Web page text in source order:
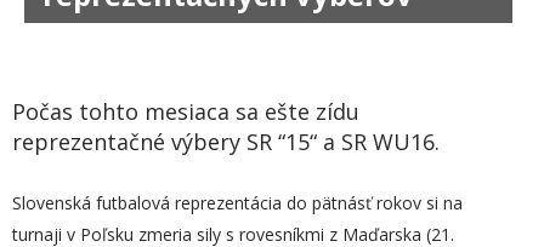
Počas tohto mesiaca sa ešte zídu
reprezentačné výbery SR “15“ a SR WU16.
Slovenská futbalová reprezentácia do pätnásť rokov si na
turnaji v Poľsku zmeria sily s rovesníkmi z Maďarska (21.